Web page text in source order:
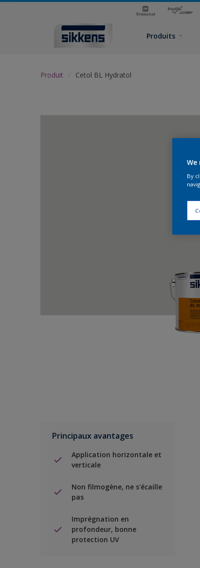
Produits
Produit Cetol BL Hydratol
Principaux avantages
Application horizontale et
verticale
Non filmogène, ne s'écaille
pas
Imprégnation en
profondeur, bonne
protection UV
We
By